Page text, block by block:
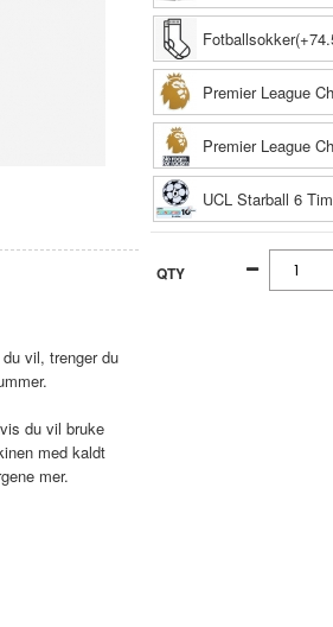
vil, trenger du
du vil bruke
med kaldt
mer.
Premier League
Premier League
UCL Starball 6
QTY